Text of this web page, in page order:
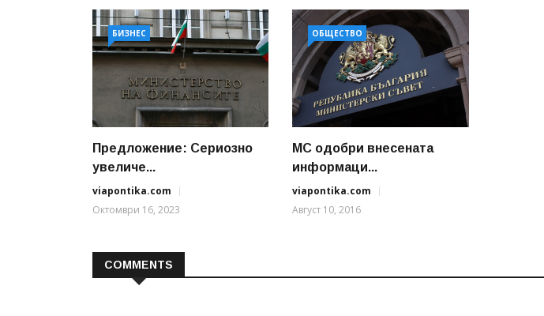
БИЗНЕС
Предложение: Сериозно
увеличе...
viapontika.com
Октомври 16, 2023
ОБЩЕСТВО
МС одобри внесената
информаци...
viapontika.com
Август 10, 2016
COMMENTS